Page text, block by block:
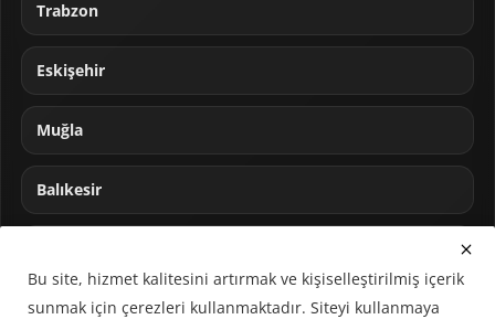
Trabzon
Eskişehir
Muğla
Balıkesir
Bu site, hizmet kalitesini artırmak ve kişiselleştirilmiş içerik
sunmak için çerezleri kullanmaktadır. Siteyi kullanmaya